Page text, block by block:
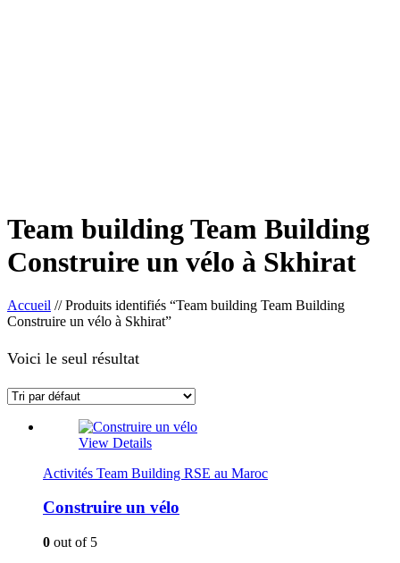
Team building Team Building
Construire un vélo à Skhirat
Accueil //Produits identifiés “Team building Team Building
Construire un vélo à Skhirat”
Voici le seul résultat
View Details
Activités Team Building RSE au Maroc
Construire un vélo
0 out of 5